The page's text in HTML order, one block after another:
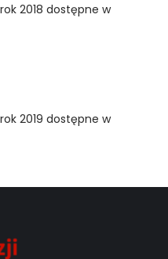
2018 dostępne w
2019 dostępne w